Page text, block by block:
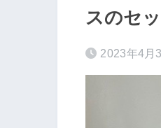
スのセ
2023年4月